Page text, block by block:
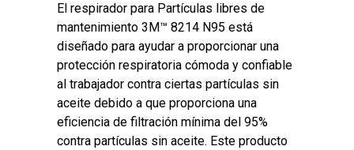
El respirador para Partículas libres de
mantenimiento 3M™ 8214 N95 está
diseñado para ayudar a proporcionar una
protección respiratoria cómoda y confiable
al trabajador contra ciertas partículas sin
aceite debido a que proporciona una
eficiencia de filtración mínima del 95%
contra partículas sin aceite. Este producto